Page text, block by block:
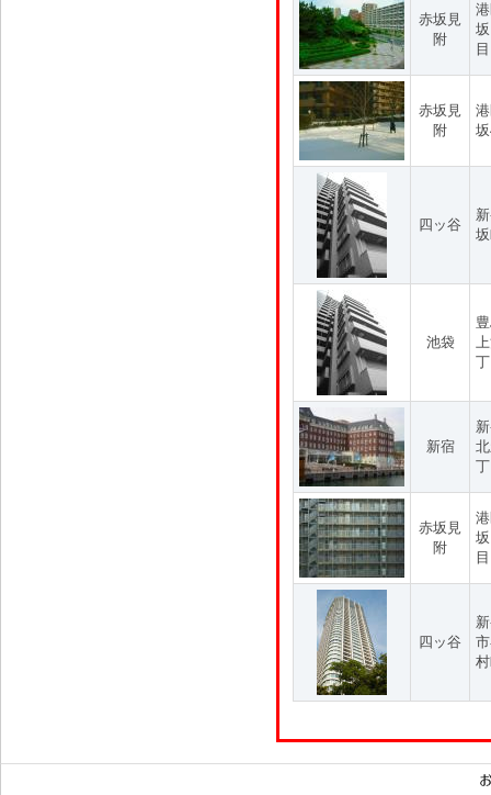
赤坂見
附
目
赤坂見
附
四ッ谷
池袋
新宿
赤坂見
附
目
四ッ谷